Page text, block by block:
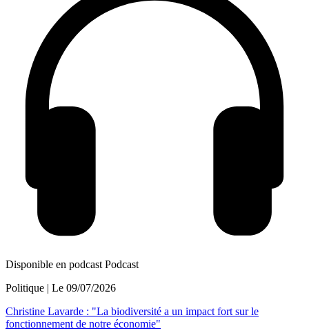
Disponible en podcast Podcast
Politique | Le 09/07/2026
Christine Lavarde : "La biodiversité a un impact fort sur le
fonctionnement de notre économie"